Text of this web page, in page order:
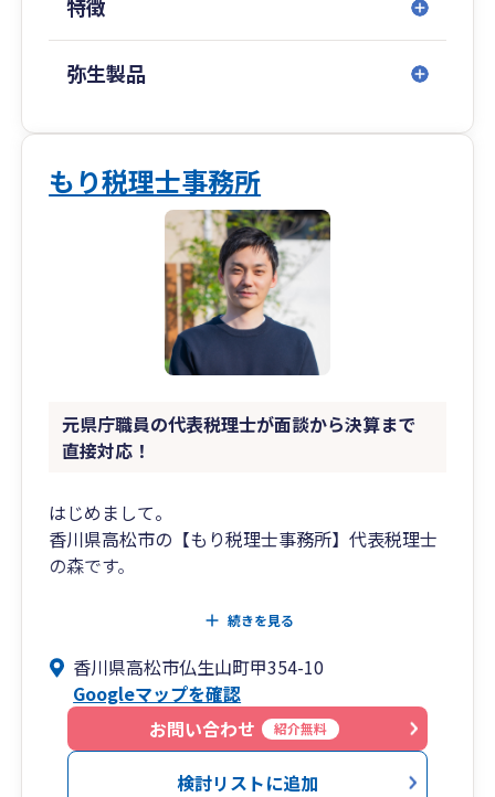
特徴
弥生製品
もり税理士事務所
元県庁職員の代表税理士が面談から決算まで
直接対応！
はじめまして。
香川県高松市の【もり税理士事務所】代表税理士
の森です。
税理士というと、「なんだか堅苦しそう」「相談
しい」…そんなイメージをお持ちではないでしょ
うか？
もり税理士事務所は、なんとなく相談しにくい雰
囲気がある「先生業」ではなく、お客様にとって
続きを見る
香川県高松市仏生山町甲354-10
Googleマップを確認
お問い合わせ
紹介無料
検討リストに追加